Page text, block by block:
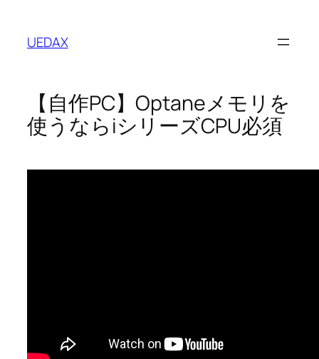
UEDAX
【自作PC】Optaneメモリを
使うならiシリーズCPU必須